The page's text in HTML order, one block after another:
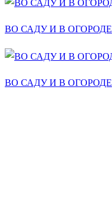
ВО САДУ И В ОГОРОДЕ
ВО САДУ И В ОГОРОДЕ